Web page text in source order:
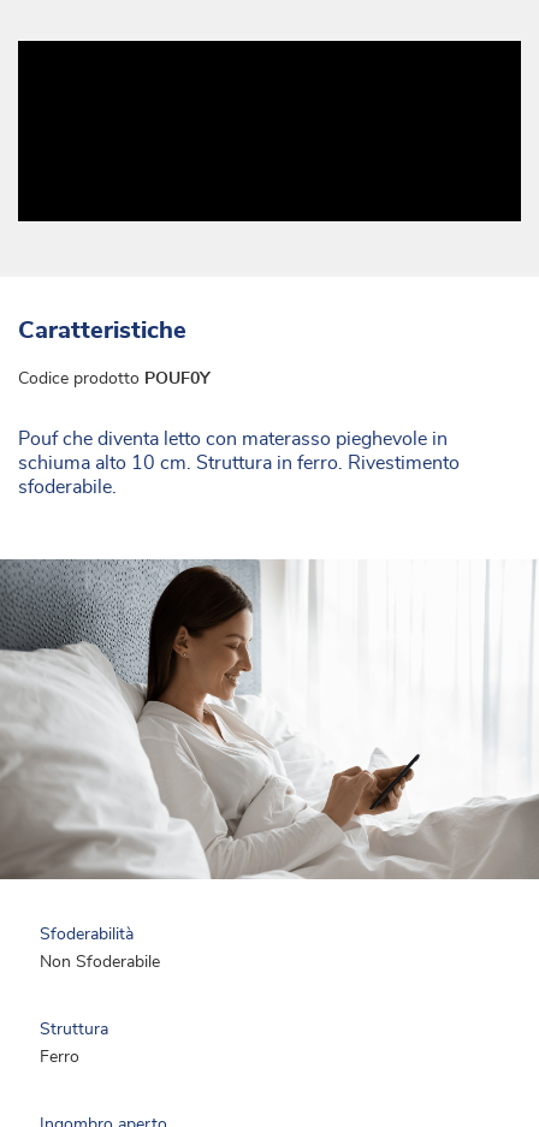
Caratteristiche
Codice prodotto POUF0Y
Pouf che diventa letto con materasso pieghevole in
schiuma alto 10 cm. Struttura in ferro. Rivestimento
sfoderabile.
Sfoderabilità
Non Sfoderabile
Struttura
Ferro